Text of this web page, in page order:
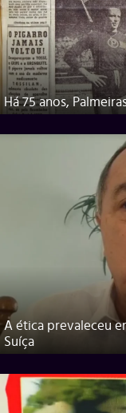
Há 75 anos,
A ética prevaleceu
Suíça